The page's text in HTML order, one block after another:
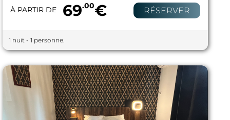
À PARTIR DE 69.00€ RÉSERVER
1 nuit - 1 personne.